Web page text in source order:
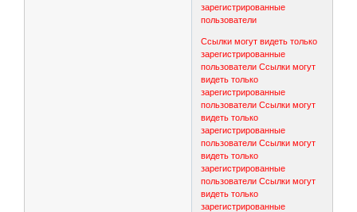
зарегистрированные
пользователи
Ссылки могут видеть только
зарегистрированные
пользователи Ссылки могут
видеть только
зарегистрированные
пользователи Ссылки могут
видеть только
зарегистрированные
пользователи Ссылки могут
видеть только
зарегистрированные
пользователи Ссылки могут
видеть только
зарегистрированные